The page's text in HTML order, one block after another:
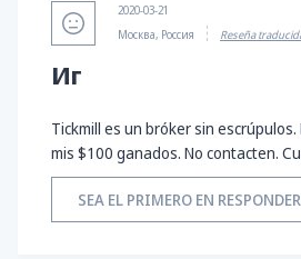
2020-03-21
Москва, Россия
Reseña
Иг
Tickmill es un bróker sin
mis $100 ganados. No contacten.
SEA EL PRIMERO EN RESPONDER